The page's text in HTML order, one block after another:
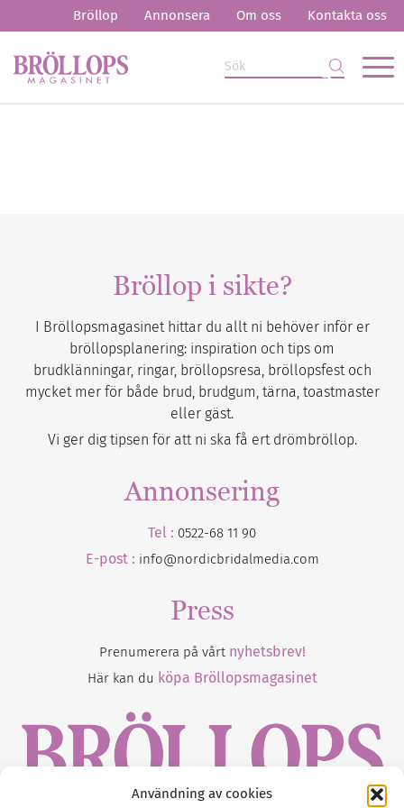
Användning av cookies
Bröllop Annonsera Om oss Kontakta oss
Bröllop i sikte?
I Bröllopsmagasinet hittar du allt ni behöver inför er
bröllopsplanering: inspiration och tips om
brudklänningar, ringar, bröllopsresa, bröllopsfest och
mycket mer för både brud, brudgum, tärna, toastmaster
eller gäst.
Vi ger dig tipsen för att ni ska få ert drömbröllop.
Annonsering
Tel : 0522-68 11 90
E-post : info@nordicbridalmedia.com
Press
Prenumerera på vårt nyhetsbrev!
Här kan du köpa Bröllopsmagasinet